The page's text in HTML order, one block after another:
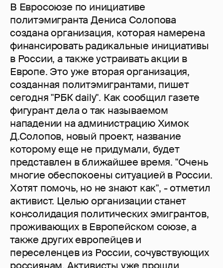
В Евросоюзе по инициативе
политэмигранта Дениса Солопова
создана организация, которая намерена
финансировать радикальные инициативы
в России, а также устраивать акции в
Европе. Это уже вторая организация,
созданная политэмигрантами, пишет
сегодня "РБК daily". Как сообщил газете
фигурант дела о так называемом
нападении на администрацию Химок
Д.Солопов, новый проект, название
которому еще не придумали, будет
представлен в ближайшее время. "Очень
многие обеспокоены ситуацией в России.
Хотят помочь, но не знают как", - отметил
активист. Целью организации станет
консолидация политических эмигрантов,
проживающих в Европейском союзе, а
также других европейцев и
переселенцев из России, сочувствующих